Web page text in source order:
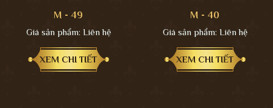
M - 49
Giá sản phẩm: Liên hệ
XEM CHI TIẾT
M - 40
Giá sản phẩm: Liên hệ
XEM CHI TIẾT